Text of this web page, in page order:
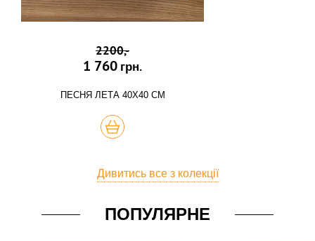
2200,-
1 760 грн.
ПЕСНЯ ЛЕТА 40Х40 СМ
КУПИТЬ
Дивитись все з колекції
ПОПУЛЯРНЕ